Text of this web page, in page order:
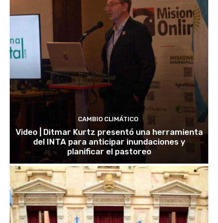
CAMBIO CLIMÁTICO
Video | Ditmar Kurtz presentó una herramienta
del INTA para anticipar inundaciones y
planificar el pastoreo